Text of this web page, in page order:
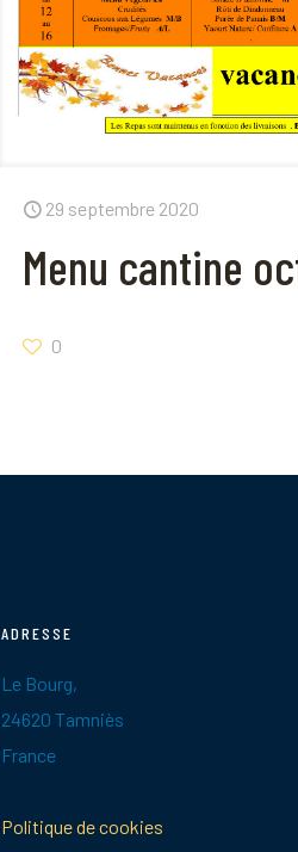
29 septembre 2020
Menu cantine
0
ADRESSE
Le Bourg,
24620 Tamniès
France
Politique de cookies